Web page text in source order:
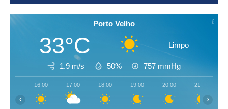
Porto Velho
33°C Limpo
1.9 m/s 50% 757 mmHg
16:00 17:00 18:00 19:00 20:00 21:00
‹ ›